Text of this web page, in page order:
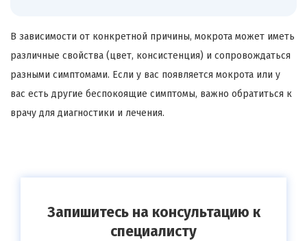
В зависимости от конкретной причины, мокрота может иметь
различные свойства (цвет, консистенция) и сопровождаться
разными симптомами. Если у вас появляется мокрота или у
вас есть другие беспокоящие симптомы, важно обратиться к
врачу для диагностики и лечения.
Запишитесь на консультацию к
специалисту